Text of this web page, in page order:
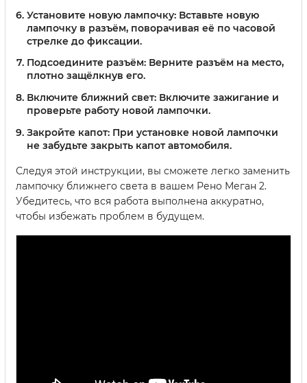
Установите новую лампочку: Вставьте новую
лампочку в разъём, поворачивая её по часовой
стрелке до фиксации.
Подсоедините разъём: Верните разъём на место,
плотно защёлкнув его.
Включите ближний свет: Включите зажигание и
проверьте работу новой лампочки.
Закройте капот: При установке новой лампочки
не забудьте закрыть капот автомобиля.
Следуя этой инструкции, вы сможете легко заменить
лампочку ближнего света в вашем Рено Меган 2.
Убедитесь, что вся работа выполнена аккуратно,
чтобы избежать проблем в будущем.